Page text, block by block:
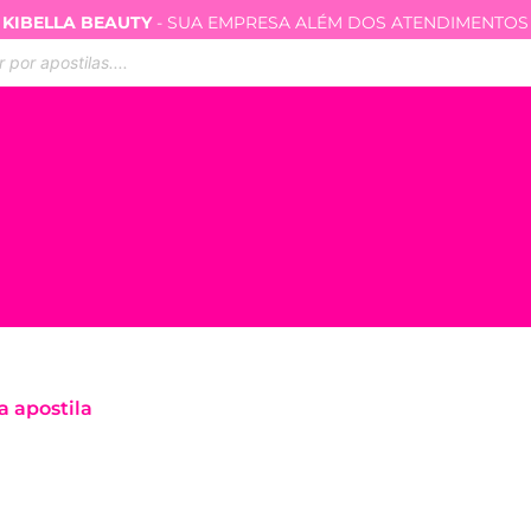
KIBELLA BEAUTY- SUA EMPRESA ALÉM DOS ATENDIMENTOS
apostila